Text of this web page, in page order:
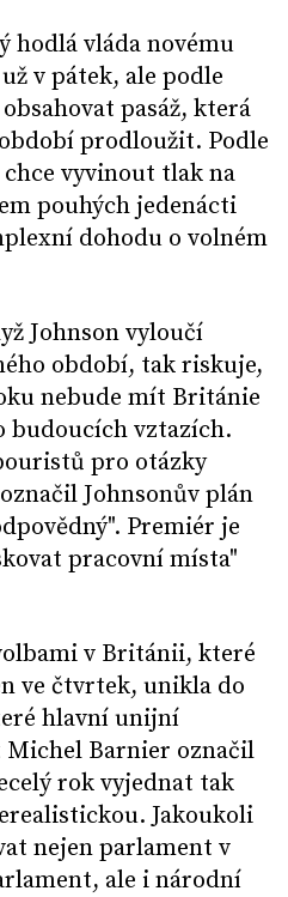
hodlá vláda novému
v pátek, ale podle
pasáž, která
prodloužit. Podle
vyvinout tlak na
pouhých jedenácti
dohodu o volném
Johnson vyloučí
období, tak riskuje,
nebude mít Británie
budoucích vztazích.
pro otázky
Johnsonův plán
Premiér je
pracovní místa"
v Británii, které
ve čtvrtek, unikla do
hlavní unijní
Barnier označil
rok vyjednat tak
Jakoukoli
nejen parlament v
ale i národní